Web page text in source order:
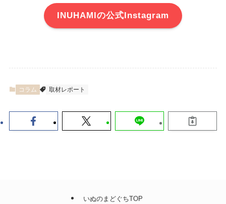
INUHAMIの公式Instagram
コラム 取材レポート
いぬのまどぐちTOP